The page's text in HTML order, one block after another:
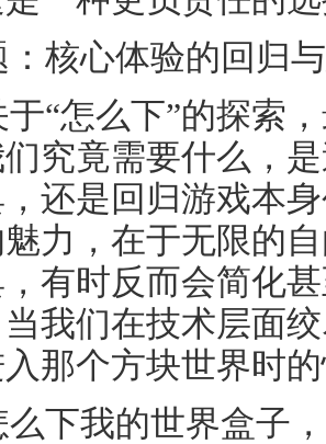
：核心体验的回归
“怎么下”的探索
究竟需要什么，
还是回归游戏本
力，在于无限的
有时反而会简化
我们在技术层面
那个方块世界时
么下我的世界盒子